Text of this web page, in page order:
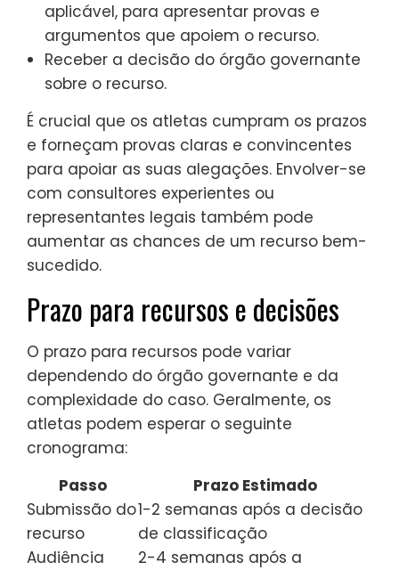
aplicável, para apresentar provas e
argumentos que apoiem o recurso.
Receber a decisão do órgão governante
sobre o recurso.
É crucial que os atletas cumpram os prazos
e forneçam provas claras e convincentes
para apoiar as suas alegações. Envolver-se
com consultores experientes ou
representantes legais também pode
aumentar as chances de um recurso bem-
sucedido.
Prazo para recursos e decisões
O prazo para recursos pode variar
dependendo do órgão governante e da
complexidade do caso. Geralmente, os
atletas podem esperar o seguinte
cronograma:
Passo
Prazo Estimado
Submissão do
recurso
1-2 semanas após a decisão
de classificação
Audiência
2-4 semanas após a